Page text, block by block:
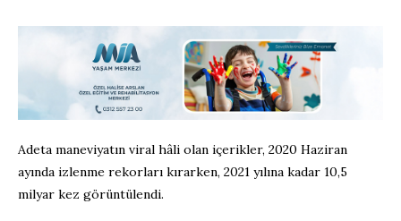
Adeta maneviyatın viral hâli olan içerikler, 2020 Haziran
ayında izlenme rekorları kırarken, 2021 yılına kadar 10,5
milyar kez görüntülendi.